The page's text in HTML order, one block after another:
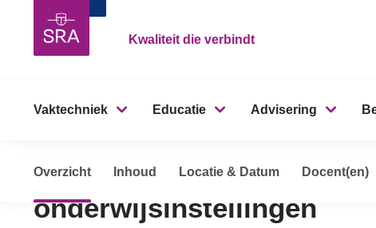
Kwaliteit die verbindt
Vaktechniek Educatie Advisering
Opleidingen, cursussen & trainingen Controle en
Controle en
onderwijsinstellingen
Overzicht Inhoud Locatie & Datum Docent(en)